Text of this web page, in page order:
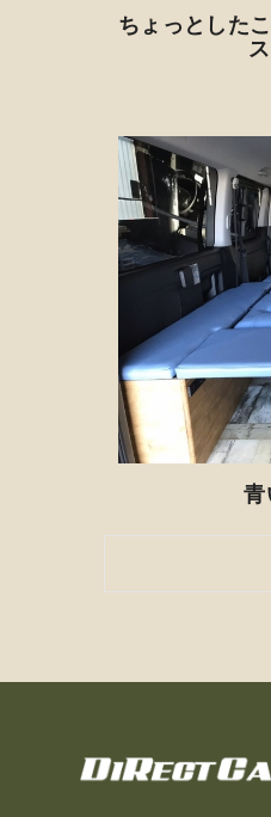
ちょっとした
青